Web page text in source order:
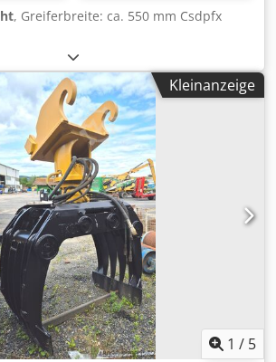
, Greiferbreite: ca. 550 mm Csdpfx
Kleinanzeige
1 / 5